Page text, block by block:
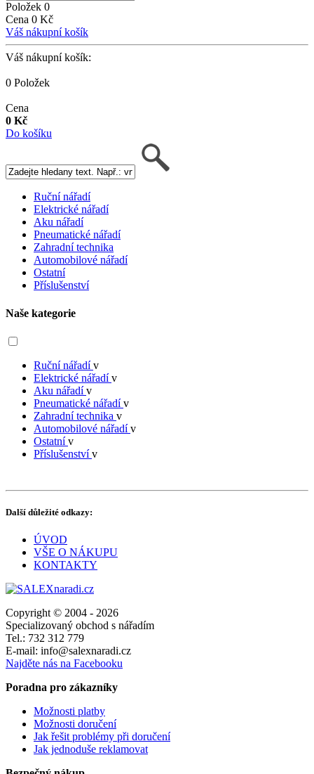
Položek 0
Cena 0 Kč
Váš nákupní košík
Váš nákupní košík:
0 Položek
Cena
0 Kč
Do košíku
Ruční nářadí
Elektrické nářadí
Aku nářadí
Pneumatické nářadí
Zahradní technika
Automobilové nářadí
Ostatní
Příslušenství
Naše kategorie
Ruční nářadív
Elektrické nářadív
Aku nářadív
Pneumatické nářadív
Zahradní technika v
Automobilové nářadív
Ostatnív
Příslušenstvív
Další důležité odkazy:
ÚVOD
VŠE O NÁKUPU
KONTAKTY
Copyright © 2004 - 2026
Specializovaný obchod s nářadím
Tel.: 732 312 779
E-mail: info@salexnaradi.cz
Najděte nás na Facebooku
Poradna pro zákazníky
Možnosti platby
Možnosti doručení
Jak řešit problémy při doručení
Jak jednoduše reklamovat